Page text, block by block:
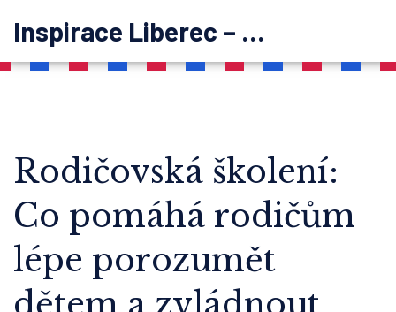
Inspirace Liberec – psychoterapie
Rodičovská školení:
Co pomáhá rodičům
lépe porozumět